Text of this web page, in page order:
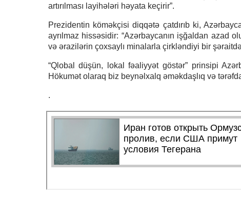
artırılması layihələri həyata keçirir”.
Prezidentin köməkçisi diqqətə çatdırıb ki,
ayrılmaz hissəsidir: “Azərbaycanın işğaldan azad
və ərazilərin çoxsaylı minalarla çirkləndiyi bir
“Qlobal düşün, lokal fəaliyyət göstər” prinsipi
Hökumət olaraq biz beynəlxalq əməkdaşlıq və
.